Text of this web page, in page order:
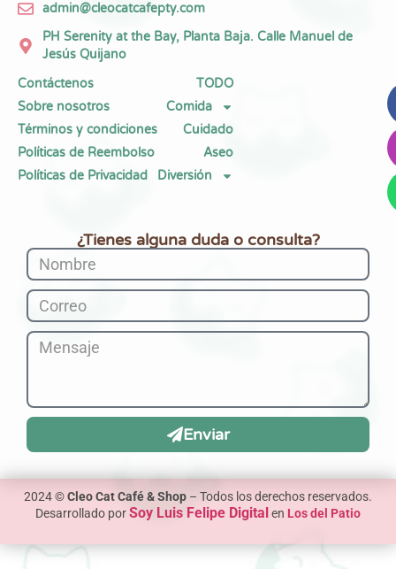
admin@cleocatcafepty.com
PH Serenity at the Bay, Planta Baja. Calle Manuel de
Jesús Quijano
Contáctenos
Sobre nosotros
Términos y condiciones
Políticas de Reembolso
Políticas de Privacidad
TODO
Comida
Cuidado
Aseo
Diversión
¿Tienes alguna duda o consulta?
Enviar
2024 ©Cleo Cat Café & Shop – Todos los derechos reservados.
Desarrollado porSoy Luis Felipe Digital en Los del Patio